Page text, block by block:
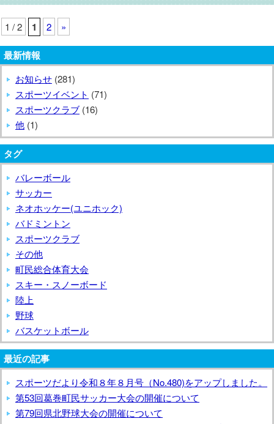
1 / 2 1 2 »
最新情報
お知らせ (281)
スポーツイベント (71)
スポーツクラブ (16)
他 (1)
タグ
バレーボール
サッカー
ネオホッケー(ユニホック)
バドミントン
スポーツクラブ
その他
町民総合体育大会
スキー・スノーボード
陸上
野球
バスケットボール
最近の記事
スポーツだより令和８年８月号（No.480)をアップしました。
第53回葛巻町民サッカー大会の開催について
第79回県北野球大会の開催について